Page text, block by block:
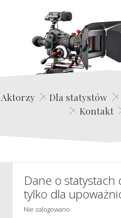
Aktorzy Dla statystów
Kontakt
Dane o statystach
tylko dla
Nie zalogowano